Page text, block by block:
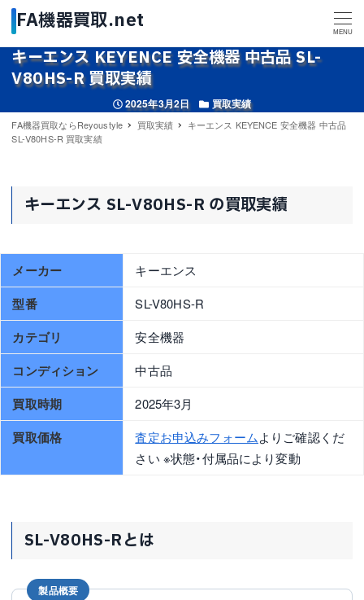
MENU
キーエンス KEYENCE 安全機器 中古品 SL-
V80HS-R 買取実績
投稿日
2025年3月2日 カテゴリー
買取実績
FA機器買取ならReyoustyle 買取実績
キーエンス KEYENCE 安全機器 中古品
SL-V80HS-R 買取実績
キーエンス SL-V80HS-R の買取実績
メーカー キーエンス
型番 SL-V80HS-R
カテゴリ 安全機器
コンディション 中古品
買取時期 2025年3月
買取価格 査定お申込みフォームよりご確認くだ
さい ※状態・付属品により変動
SL-V80HS-Rとは
製品概要